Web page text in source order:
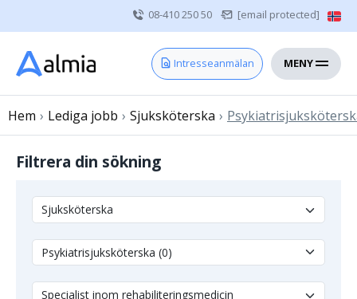
08-410 250 50 [email protected]
Intresseanmälan MENY
Hem
Vårdgivare
Om oss
Kontakt
Hem › Lediga jobb › Sjuksköterska ›
Filtrera din sökning